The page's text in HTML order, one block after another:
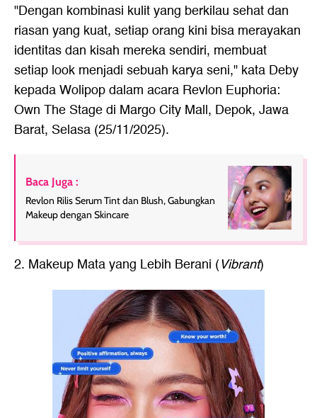
"Dengan kombinasi kulit yang berkilau sehat dan
riasan yang kuat, setiap orang kini bisa merayakan
identitas dan kisah mereka sendiri, membuat
setiap look menjadi sebuah karya seni," kata Deby
kepada Wolipop dalam acara Revlon Euphoria:
Own The Stage di Margo City Mall, Depok, Jawa
Barat, Selasa (25/11/2025).
Baca Juga :
Revlon Rilis Serum Tint dan Blush, Gabungkan
Makeup dengan Skincare
2. Makeup Mata yang Lebih Berani (Vibrant)